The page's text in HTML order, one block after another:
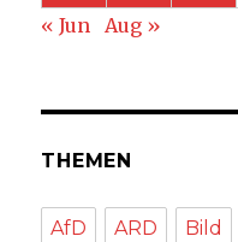
« Jun
Aug »
THEMEN
AfD ARD Bild